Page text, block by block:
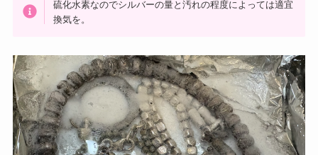
硫化水素なのでシルバーの量と汚れの程度によっては適宜
換気を。